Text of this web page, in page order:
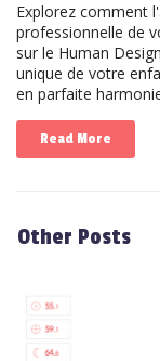
Explorez comment
professionnelle de
sur le Human
unique de votre
en parfaite
Read More
Other Posts